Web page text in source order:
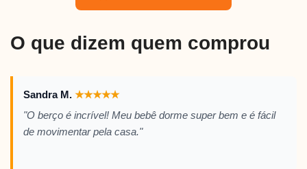
O que dizem quem comprou
Sandra M. ★★★★★
"O berço é incrível! Meu bebê dorme super bem e é fácil
de movimentar pela casa."